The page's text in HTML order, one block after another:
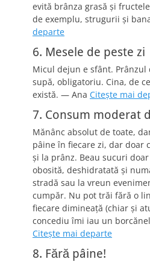
evită brânza grasă şi
de exemplu, strugurii şi
departe
6. Mesele de peste zi
Micul dejun e sfânt.
supă, obligatoriu. Cina, de
există. — Ana Citeşte mai
7. Consum moderat
Mănânc absolut de toate,
pâine în fiecare zi, dar doar
şi la prânz. Beau sucuri
obosită, deshidratată şi
stradă sau la vreun
cumpăr. Nu pot trăi fără o
fiecare dimineaţă (chiar şi
concediu îmi iau un
Citeşte mai departe
8. Fără pâine!